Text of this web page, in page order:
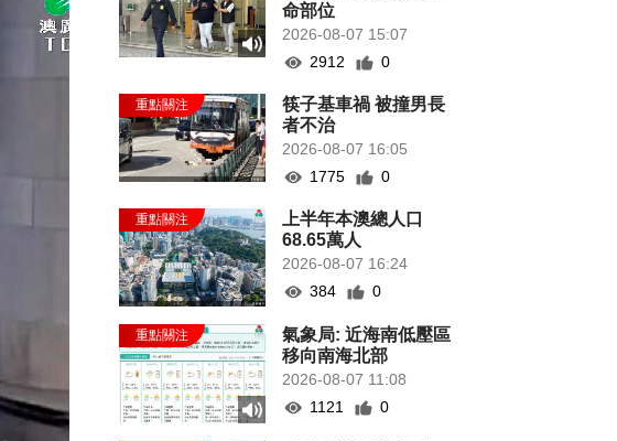
命部位
2026-08-07 15:07
2912
0
筷子基車禍 被撞男長
者不治
2026-08-07 16:05
1775
0
上半年本澳總人口
68.65萬人
2026-08-07 16:24
384
0
氣象局: 近海南低壓區
移向南海北部
2026-08-07 11:08
1121
0